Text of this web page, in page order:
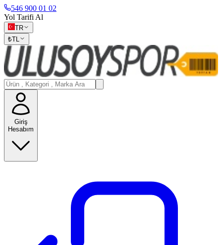
546 900 01 02
Yol Tarifi Al
TR
₺TL
Giriş
Hesabım